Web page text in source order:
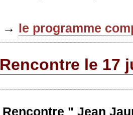
→ le programme
Rencontre le 17
Rencontre " Jean